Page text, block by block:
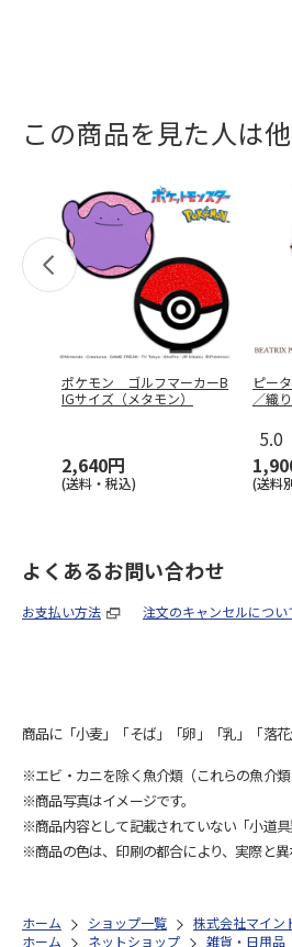
この商品を見た人は
ポケモン ゴルフマーカーB
IGサイズ（メタモン）
2,640円
(送料・税込)
ピー
／織
5.0
(送料
よくあるお問い合わせ
お支払い方法 注文のキャンセルについ
商品に「小麦」「そば」「卵」「乳」「落
※エビ・カニを除く魚介類（これらの魚介
※商品写真はイメージです。
※商品内容として記載されていない「小道
※商品の色は、印刷の都合により、実際と異
ホーム ショップ一覧 株式会社マイン
ホーム
ネットショップ 雑貨・日用品